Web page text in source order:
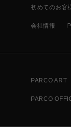
初めてのお客
会社情報
PARCO ART
PARCO